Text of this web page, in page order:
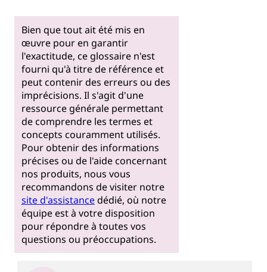
Bien que tout ait été mis en
œuvre pour en garantir
l'exactitude, ce glossaire n'est
fourni qu'à titre de référence et
peut contenir des erreurs ou des
imprécisions. Il s'agit d'une
ressource générale permettant
de comprendre les termes et
concepts couramment utilisés.
Pour obtenir des informations
précises ou de l'aide concernant
nos produits, nous vous
recommandons de visiter notre
site d'assistancedédié, où notre
équipe est à votre disposition
pour répondre à toutes vos
questions ou préoccupations.